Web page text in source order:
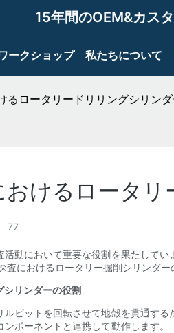
15年間のOEM&カス
ークショップ 私たちについて
るロータリードリリングシリン
けるロータ
77
動において重要な役割を果たして
におけるロータリー掘削シリンダ
シリンダーの役割
ビットを回転させて地殻を貫通す
ポーネントと連携して動作します